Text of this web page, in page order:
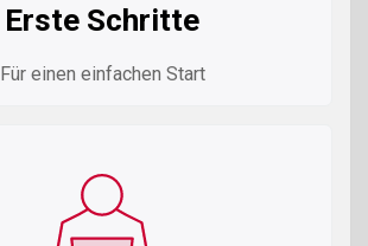
Erste Schritte
Für einen einfachen Start